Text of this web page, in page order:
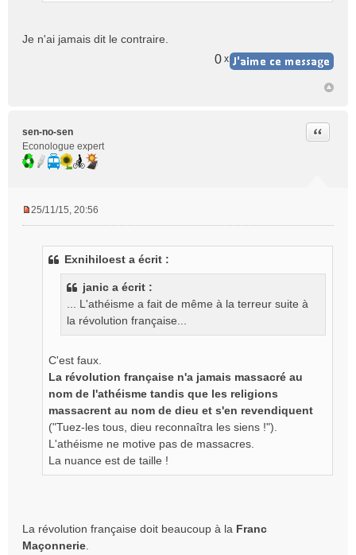
l
Je n'ai jamais dit le contraire.
0 x
sen-no-sen
Econologue expert
Citer
25/11/15, 20:56
Exnihiloest a écrit :
janic a écrit :
... L'athéisme a fait de même à la terreur suite à
la révolution française...
C'est faux.
La révolution française n'a jamais massacré au
nom de l'athéisme tandis que les religions
massacrent au nom de dieu et s'en revendiquent
("Tuez-les tous, dieu reconnaîtra les siens !").
L'athéisme ne motive pas de massacres.
La nuance est de taille !
La révolution française doit beaucoup à la Franc
Maçonnerie